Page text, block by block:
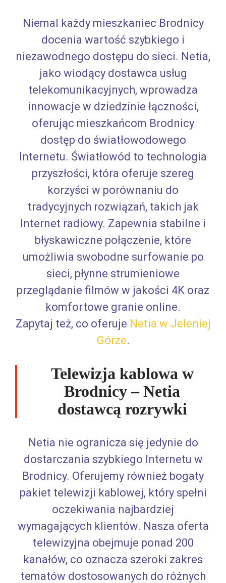
Niemal każdy mieszkaniec Brodnicy
docenia wartość szybkiego i
niezawodnego dostępu do sieci. Netia,
jako wiodący dostawca usług
telekomunikacyjnych, wprowadza
innowacje w dziedzinie łączności,
oferując mieszkańcom Brodnicy
dostęp do światłowodowego
Internetu. Światłowód to technologia
przyszłości, która oferuje szereg
korzyści w porównaniu do
tradycyjnych rozwiązań, takich jak
Internet radiowy. Zapewnia stabilne i
błyskawiczne połączenie, które
umożliwia swobodne surfowanie po
sieci, płynne strumieniowe
przeglądanie filmów w jakości 4K oraz
komfortowe granie online.
Zapytaj też, co oferuje Netia w Jeleniej
Górze.
Telewizja kablowa w
Brodnicy – Netia
dostawcą rozrywki
Netia nie ogranicza się jedynie do
dostarczania szybkiego Internetu w
Brodnicy. Oferujemy również bogaty
pakiet telewizji kablowej, który spełni
oczekiwania najbardziej
wymagających klientów. Nasza oferta
telewizyjna obejmuje ponad 200
kanałów, co oznacza szeroki zakres
tematów dostosowanych do różnych